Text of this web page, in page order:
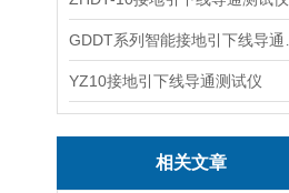
YZ10接地引下线导通测试仪
相关文章